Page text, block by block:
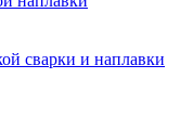
сварки и наплавки